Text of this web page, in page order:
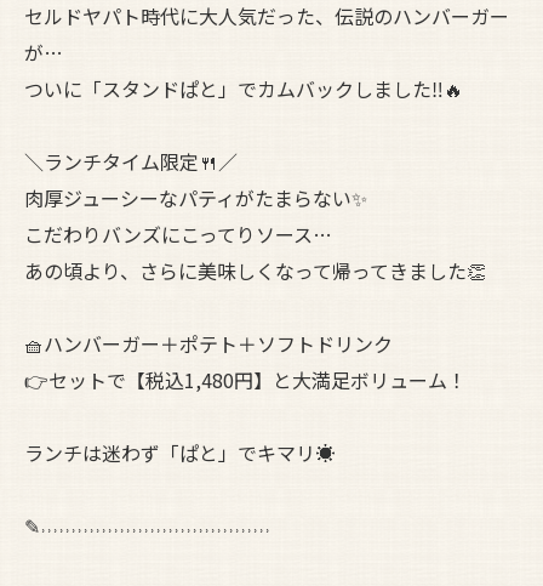
セルドヤパト時代に大人気だった、伝説のハンバーガー
が…
ついに「スタンドぱと」でカムバックしました‼︎🔥
＼ランチタイム限定🍴／
肉厚ジューシーなパティがたまらない✨
こだわりバンズにこってりソース…
あの頃より、さらに美味しくなって帰ってきました👏
🧺ハンバーガー＋ポテト＋ソフトドリンク
👉セットで【税込1,480円】と大満足ボリューム！
ランチは迷わず「ぱと」でキマリ☀️
✎˒˒˒˒˒˒˒˒˒˒˒˒˒˒˒˒˒˒˒˒˒˒˒˒˒˒˒˒˒˒˒˒˒˒˒˒˒˒